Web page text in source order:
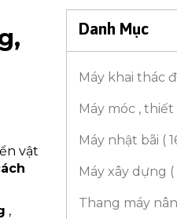
vật
,
Danh Mục
Máy khai thác
Máy móc , thiết
Máy nhật bãi (
Máy xây dựng (
Thang máy